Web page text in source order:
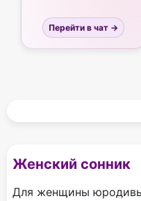
Перейти в чат →
Женский сонник
Для женщины